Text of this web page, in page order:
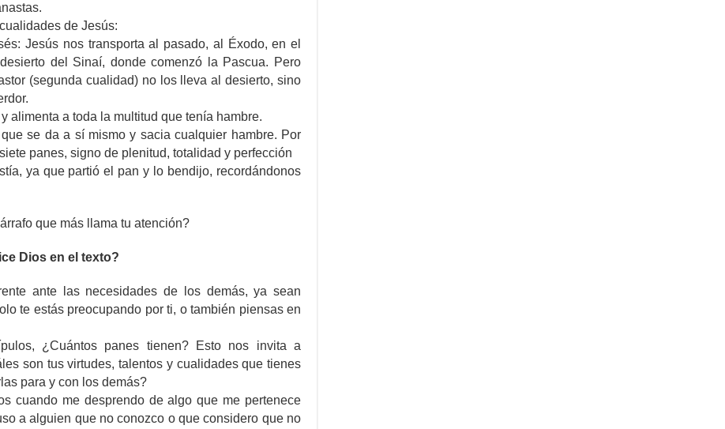
de Jesús:
Jesús nos transporta al pasado, al Éxodo, en el
del Sinaí, donde comenzó la Pascua. Pero
(segunda cualidad) no los lleva al desierto, sino
alimenta a toda la multitud que tenía hambre.
se da a sí mismo y sacia cualquier hambre. Por
panes, signo de plenitud, totalidad y perfección
ya que partió el pan y lo bendijo, recordándonos
que más llama tu atención?
Dios en el texto?
ante las necesidades de los demás, ya sean
te estás preocupando por ti, o también piensas en
¿Cuántos panes tienen? Esto nos invita a
son tus virtudes, talentos y cualidades que tienes
para y con los demás?
cuando me desprendo de algo que me pertenece
a alguien que no conozco o que considero que no